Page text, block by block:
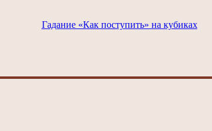
Гадание «Как поступить» на кубиках